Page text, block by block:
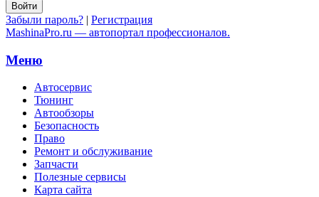
Войти
Забыли пароль? | Регистрация
MashinaPro.ru — автопортал профессионалов.
Меню
Автосервис
Тюнинг
Автообзоры
Безопасность
Право
Ремонт и обслуживание
Запчасти
Полезные сервисы
Карта сайта